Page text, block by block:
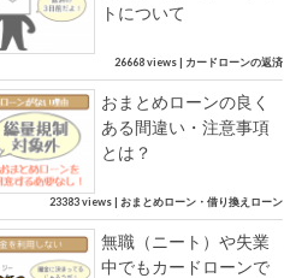
トについて
26668 views| カードローンの返済
おまとめローンの良く
ある間違い・注意事項
とは？
23383 views| おまとめローン・借り換えローン
無職（ニート）や失業
中でもカードローンで